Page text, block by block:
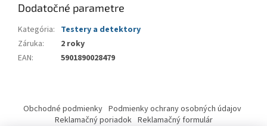
Dodatočné parametre
Kategória: Testery a detektory
Záruka:
2 roky
EAN: 5901890028479
Obchodné podmienky Podmienky ochrany osobných údajov
Reklamačný poriadok Reklamačný formulár